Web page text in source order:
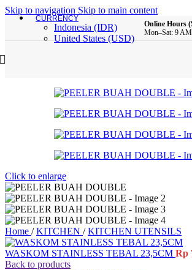
Skip to navigation Skip to main content
CURRENCY
Indonesia (IDR)
United States (USD)
Online Hours
Mon–Sat: 9
Click to enlarge
Home / KITCHEN / KITCHEN UTENSILS
WASKOM STAINLESS TEBAL 23,5CM Rp
Back to products